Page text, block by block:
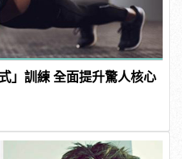
」訓練 全面提升驚人核心